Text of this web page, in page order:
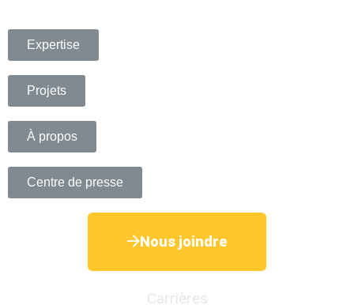
Expertise
Projets
À propos
Centre de presse
Nous joindre